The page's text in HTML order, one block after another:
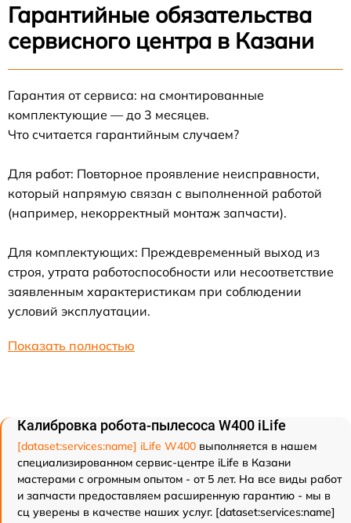
Гарантийные обязательства
сервисного центра в Казани
Гарантия от сервиса: на смонтированные
комплектующие — до 3 месяцев.
Что считается гарантийным случаем?
Для работ: Повторное проявление неисправности,
который напрямую связан с выполненной работой
(например, некорректный монтаж запчасти).
Для комплектующих: Преждевременный выход из
строя, утрата работоспособности или несоответствие
заявленным характеристикам при соблюдении
условий эксплуатации.
Показать полностью
Калибровка робота-пылесоса W400 iLife
[dataset:services:name] iLife W400 выполняется в нашем
специализированном сервис-центре iLife в Казани
мастерами с огромным опытом - от 5 лет. На все виды работ
и запчасти предоставляем расширенную гарантию - мы в
сц уверены в качестве наших услуг. [dataset:services:name]